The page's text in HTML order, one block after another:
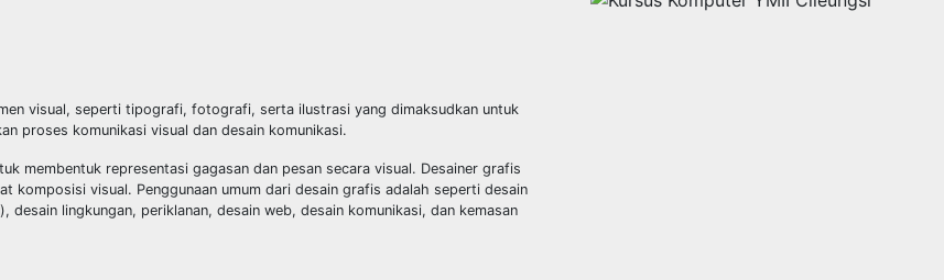
visual, seperti tipografi, fotografi, serta ilustrasi yang dimaksudkan untuk
proses komunikasi visual dan desain komunikasi.
membentuk representasi gagasan dan pesan secara visual. Desainer grafis
komposisi visual. Penggunaan umum dari desain grafis adalah seperti desain
desain lingkungan, periklanan, desain web, desain komunikasi, dan kemasan